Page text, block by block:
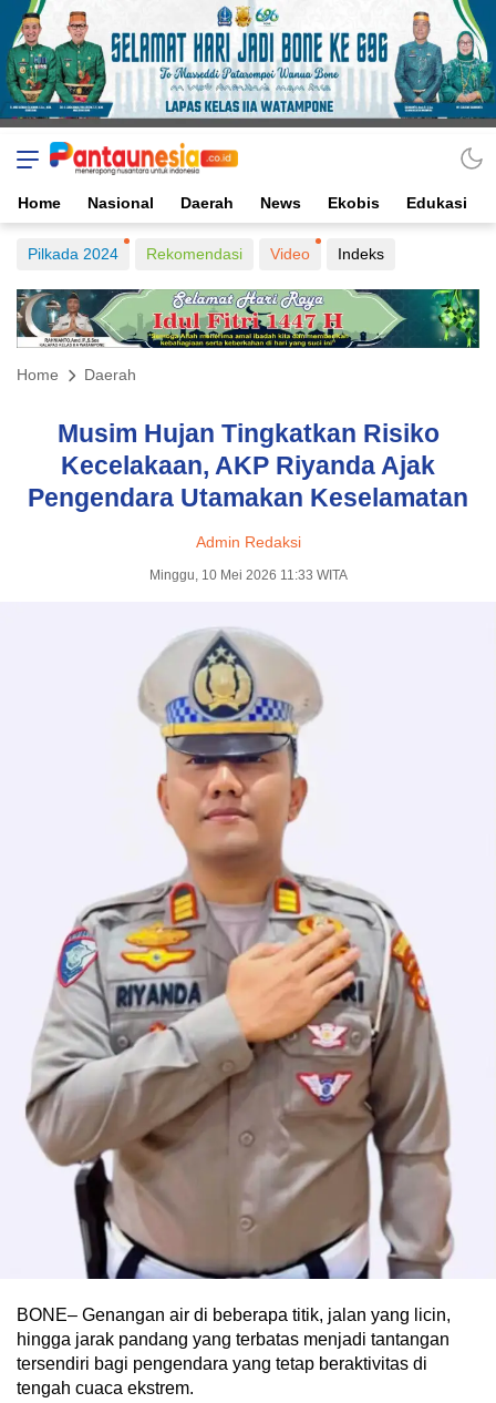
Home Nasional Daerah News Ekobis Edukasi
Pilkada 2024 Rekomendasi Video Indeks
Home Daerah
Musim Hujan Tingkatkan Risiko
Kecelakaan, AKP Riyanda Ajak
Pengendara Utamakan Keselamatan
Admin Redaksi
Minggu, 10 Mei 2026 11:33 WITA
BONE– Genangan air di beberapa titik, jalan yang licin,
hingga jarak pandang yang terbatas menjadi tantangan
tersendiri bagi pengendara yang tetap beraktivitas di
tengah cuaca ekstrem.